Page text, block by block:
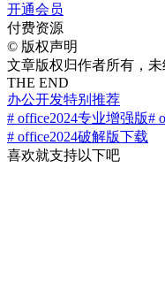
开通会员
付费资源
© 版权声明
文章版权归作者所有，未
THE END
办公开发特别推荐
# office2024专业增强版#
# office2024破解版下载
喜欢就支持以下吧